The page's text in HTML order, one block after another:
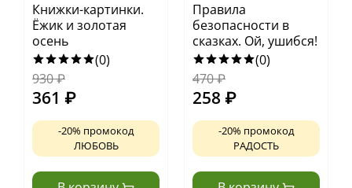
Книжки-картинки.
Ёжик и золотая
осень
(0)
930₽
361 ₽
-20% промокод
ЛЮБОВЬ
Правила
безопасности в
сказках. Ой, ушибся!
(0)
470₽
258 ₽
-20% промокод
РАДОСТЬ